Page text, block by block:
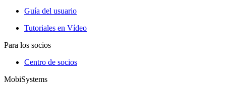
Guía del usuario
Tutoriales en Vídeo
Para los socios
Centro de socios
MobiSystems